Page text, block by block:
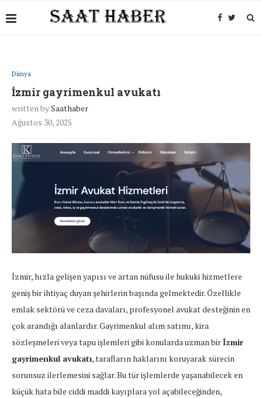
Dünya
İzmir gayrimenkul avukatı
written bySaathaber
Ağustos 30, 2025
İzmir, hızla gelişen yapısı ve artan nüfusu ile hukuki hizmetlere
geniş bir ihtiyaç duyan şehirlerin başında gelmektedir. Özellikle
emlak sektörü ve ceza davaları, profesyonel avukat desteğinin en
çok arandığı alanlardır. Gayrimenkul alım satımı, kira
sözleşmeleri veya tapu işlemleri gibi konularda uzman birİzmir
gayrimenkul avukatı, tarafların haklarını koruyarak sürecin
sorunsuz ilerlemesini sağlar. Bu tür işlemlerde yaşanabilecek en
küçük hata bile ciddi maddi kayıplara yol açabileceğinden,